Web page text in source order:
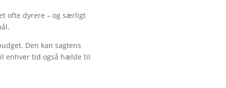
ofte dyrere – og særligt
Den kan sagtens
enhver tid også hælde til